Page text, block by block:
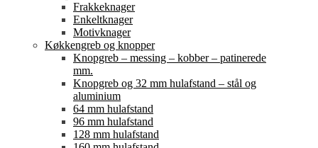
Frakkeknager
Enkeltknager
Motivknager
Køkkengreb og knopper
Knopgreb – messing – kobber – patinerede
mm.
Knopgreb og 32 mm hulafstand – stål og
aluminium
64 mm hulafstand
96 mm hulafstand
128 mm hulafstand